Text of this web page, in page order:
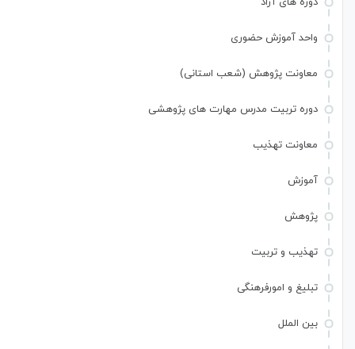
واحد آموزش حضوری
معاونت پژوهش (شعب استانی)
دوره تربیت مدرس مهارت های پژوهشی
معاونت تهذیب
آموزش
پژوهش
تهذیب و تربیت
تبلیغ و امورفرهنگی
بین الملل